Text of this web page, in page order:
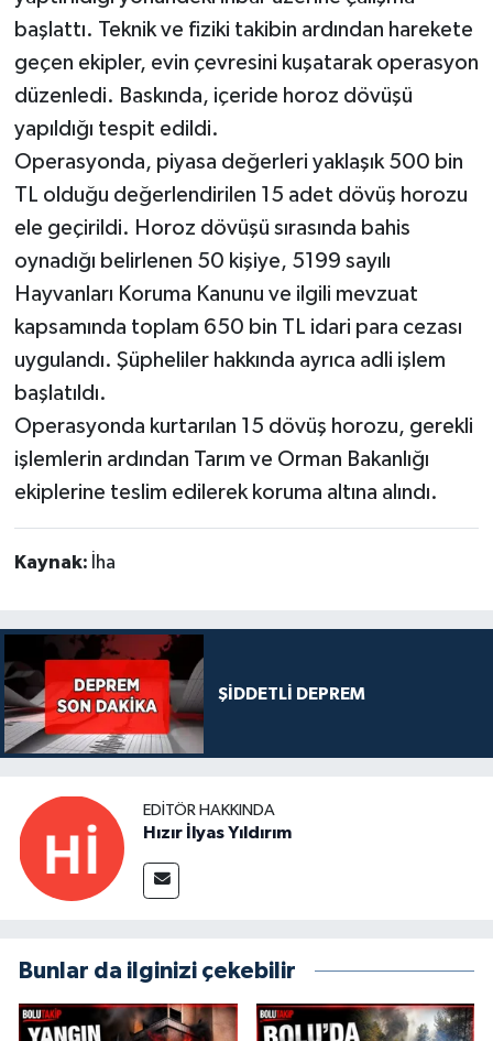
başlattı. Teknik ve fiziki takibin ardından harekete
geçen ekipler, evin çevresini kuşatarak operasyon
düzenledi. Baskında, içeride horoz dövüşü
yapıldığı tespit edildi.
Operasyonda, piyasa değerleri yaklaşık 500 bin
TL olduğu değerlendirilen 15 adet dövüş horozu
ele geçirildi. Horoz dövüşü sırasında bahis
oynadığı belirlenen 50 kişiye, 5199 sayılı
Hayvanları Koruma Kanunu ve ilgili mevzuat
kapsamında toplam 650 bin TL idari para cezası
uygulandı. Şüpheliler hakkında ayrıca adli işlem
başlatıldı.
Operasyonda kurtarılan 15 dövüş horozu, gerekli
işlemlerin ardından Tarım ve Orman Bakanlığı
ekiplerine teslim edilerek koruma altına alındı.
Kaynak: İha
ŞİDDETLİ DEPREM
EDITÖR HAKKINDA
Hızır İlyas Yıldırım
Bunlar da ilginizi çekebilir